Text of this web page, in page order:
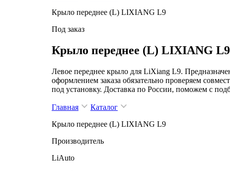
Крыло переднее (L) LIXIANG L9
Под заказ
Крыло переднее (L) LIXIANG L9
Левое переднее крыло для LiXiang L9.
оформлением заказа обязательно проверяем
под установку. Доставка по России, поможем с
Главная
Каталог
Крыло переднее (L) LIXIANG L9
Производитель
LiAuto